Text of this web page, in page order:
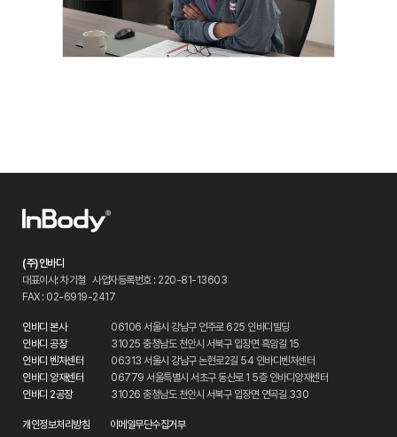
(주)인바디
대표이사: 차기철 사업자등록번호 : 220-81-13603
FAX : 02-6919-2417
인바디 본사
06106 서울시 강남구 언주로 625 인바디빌딩
인바디 공장
31025 충청남도 천안시 서북구 입장면 흑암길 15
인바디 벤처센터
06313 서울시 강남구 논현로2길 54 인바디벤처센터
인바디 양재센터
06779 서울특별시 서초구 동산로 1 5층 인바디양재센터
인바디 2공장
31026 충청남도 천안시 서북구 입장면 연곡길 330
개인정보처리방침 이메일무단수집거부